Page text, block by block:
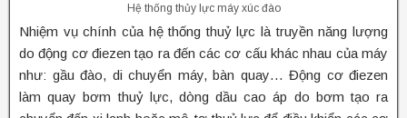
Hệ thống thủy lực máy xúc đào
Nhiệm vụ chính của hệ thống thuỷ lực là truyền năng lượng
do động cơ điezen tạo ra đến các cơ cấu khác nhau của máy
như: gầu đào, di chuyển máy, bàn quay… Động cơ điezen
làm quay bơm thuỷ lực, dòng dầu cao áp do bơm tạo ra